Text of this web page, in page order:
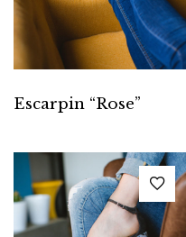
Escarpin “Rose”